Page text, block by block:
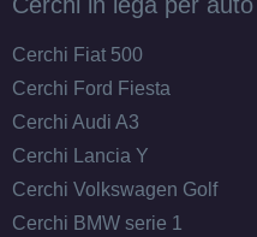
Cerchi Fiat 500
Cerchi Ford Fiesta
Cerchi Audi A3
Cerchi Lancia Y
Cerchi Volkswagen Golf
Cerchi BMW serie 1